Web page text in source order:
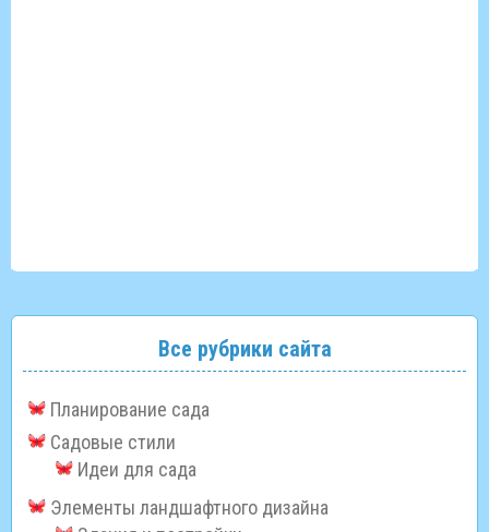
Все рубрики сайта
Планирование сада
Садовые стили
Идеи для сада
Элементы ландшафтного дизайна